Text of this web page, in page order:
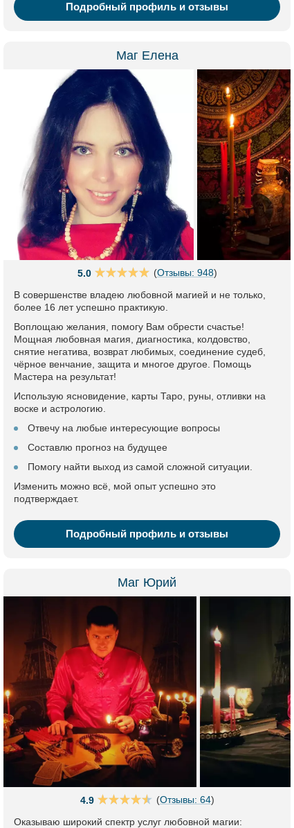
Подробный профиль и отзывы
Маг Елена
5.0 (Отзывы: 948)
В совершенстве владею любовной магией и не только,
более 16 лет успешно практикую.
Воплощаю желания, помогу Вам обрести счастье!
Мощная любовная магия, диагностика, колдовство,
снятие негатива, возврат любимых, соединение судеб,
чёрное венчание, защита и многое другое. Помощь
Мастера на результат!
Использую ясновидение, карты Таро, руны, отливки на
воске и астрологию.
Отвечу на любые интересующие вопросы
Составлю прогноз на будущее
Помогу найти выход из самой сложной ситуации.
Изменить можно всё, мой опыт успешно это
подтверждает.
Подробный профиль и отзывы
Маг Юрий
4.9 (Отзывы: 64)
Оказываю широкий спектр услуг любовной магии: